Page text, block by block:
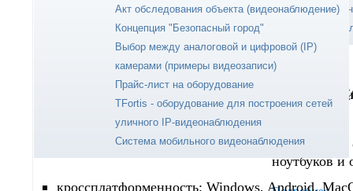
Подробнее...
Ремонт
ноутбуков и
Акт обследования объекта (видеонаблюдение)
Концепция "Безопасный город"
Выбор между аналоговой и цифровой (IP)
камерами (примеры видеозаписи)
Прайс-лист на оборудование
TFortis - оборудование для построения сетей
уличного IP-видеонаблюдения
Система мобильного видеонаблюдения
Удалённое
Корпоративная
Мобильный офис
- услуга, ориентированная на
подключением через Интернет.
Преимущества:
кроссплатформенность: Windows, Android,